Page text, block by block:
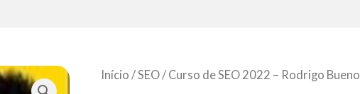
Início /SEO/ Curso de SEO 2022 – Rodrigo Bueno